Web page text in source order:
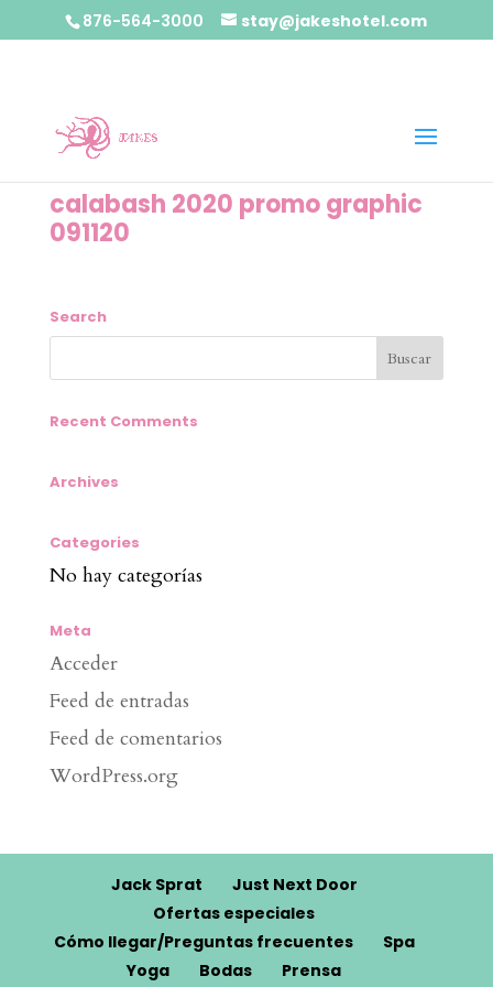
876-564-3000 stay@jakeshotel.com
calabash 2020 promo graphic
091120
Search
Recent Comments
Archives
Categories
No hay categorías
Meta
Acceder
Feed de entradas
Feed de comentarios
WordPress.org
Jack Sprat
Just Next Door
Ofertas especiales
Cómo llegar/Preguntas frecuentes
Spa
Yoga
Bodas Prensa